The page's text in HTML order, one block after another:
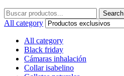
Search
for:
Search
All category
All category
Black friday
Cámaras inhalación
Collar isabelino